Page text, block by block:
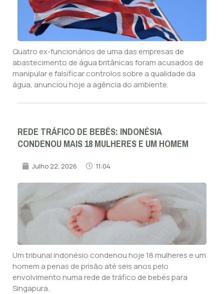
Quatro ex-funcionários de uma das empresas de
abastecimento de água britânicas foram acusados de
manipular e falsificar controlos sobre a qualidade da
água, anunciou hoje a agência do ambiente.
REDE TRÁFICO DE BEBÉS: INDONÉSIA
CONDENOU MAIS 18 MULHERES E UM HOMEM
Julho 22, 2026 11:04
Um tribunal indonésio condenou hoje 18 mulheres e um
homem a penas de prisão até seis anos pelo
envolvimento numa rede de tráfico de bebés para
Singapura.